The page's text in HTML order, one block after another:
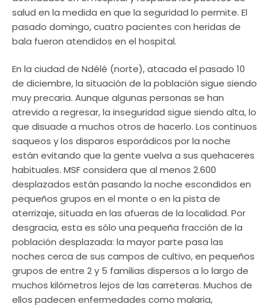
salud en la medida en que la seguridad lo permite. El
pasado domingo, cuatro pacientes con heridas de
bala fueron atendidos en el hospital.
En la ciudad de Ndélé (norte), atacada el pasado 10
de diciembre, la situación de la población sigue siendo
muy precaria. Aunque algunas personas se han
atrevido a regresar, la inseguridad sigue siendo alta, lo
que disuade a muchos otros de hacerlo. Los continuos
saqueos y los disparos esporádicos por la noche
están evitando que la gente vuelva a sus quehaceres
habituales. MSF considera que al menos 2.600
desplazados están pasando la noche escondidos en
pequeños grupos en el monte o en la pista de
aterrizaje, situada en las afueras de la localidad. Por
desgracia, esta es sólo una pequeña fracción de la
población desplazada: la mayor parte pasa las
noches cerca de sus campos de cultivo, en pequeños
grupos de entre 2 y 5 familias dispersos a lo largo de
muchos kilómetros lejos de las carreteras. Muchos de
ellos padecen enfermedades como malaria,